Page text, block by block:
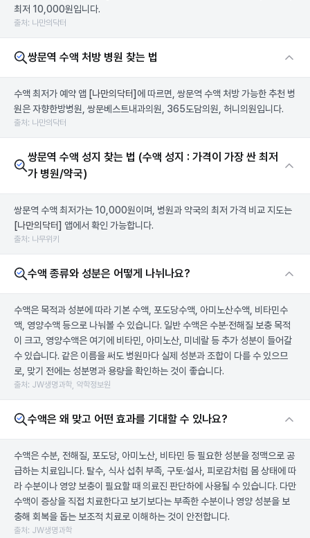
최저 10,000원입니다.
출처: 나만의닥터
쌍문역 수액 처방 병원 찾는 법
수액 최저가 예약 앱 [나만의닥터] 에 따르면, 쌍문역 수액 처방 가능한 추천 병
원은 자향한방병원, 쌍문베스트내과의원, 365도담의원, 허니의원입니다.
출처: 나만의닥터
쌍문역 수액 성지 찾는 법 (수액 성지 : 가격이 가장 싼 최저
가 병원/약국)
쌍문역 수액 최저가는 10,000원이며, 병원과 약국의 최저 가격 비교 지도는
[나만의닥터] 앱에서 확인 가능합니다.
출처: 나무위키
수액 종류와 성분은 어떻게 나뉘나요?
수액은 목적과 성분에 따라 기본 수액, 포도당수액, 아미노산수액, 비타민수
액, 영양수액 등으로 나눠볼 수 있습니다. 일반 수액은 수분·전해질 보충 목적
이 크고, 영양수액은 여기에 비타민, 아미노산, 미네랄 등 추가 성분이 들어갈
수 있습니다. 같은 이름을 써도 병원마다 실제 성분과 조합이 다를 수 있으므
로, 맞기 전에는 성분명과 용량을 확인하는 것이 좋습니다.
출처: JW생명과학, 약학정보원
수액은 왜 맞고 어떤 효과를 기대할 수 있나요?
수액은 수분, 전해질, 포도당, 아미노산, 비타민 등 필요한 성분을 정맥으로 공
급하는 치료입니다. 탈수, 식사 섭취 부족, 구토·설사, 피로감처럼 몸 상태에 따
라 수분이나 영양 보충이 필요할 때 의료진 판단하에 사용될 수 있습니다. 다만
수액이 증상을 직접 치료한다고 보기보다는 부족한 수분이나 영양 성분을 보
충해 회복을 돕는 보조적 치료로 이해하는 것이 안전합니다.
출처: JW생명과학